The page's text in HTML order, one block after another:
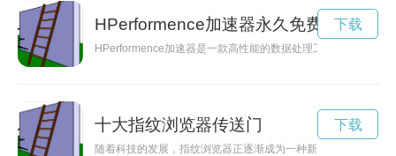
HPerformence加速器永久免费加速
HPerformence加速器是一款高性能的数据处理工具，能够显著
下载
十大指纹浏览器传送门
随着科技的发展，指纹浏览器正逐渐成为一种新型的网络浏览
下载